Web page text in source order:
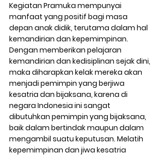
Kegiatan Pramuka mempunyai
manfaat yang positif bagi masa
depan anak didik, terutama dalam hal
kemandirian dan kepemimpinan.
Dengan memberikan pelajaran
kemandirian dan kedisiplinan sejak dini,
maka diharapkan kelak mereka akan
menjadi pemimpin yang berjiwa
kesatria dan bijaksana, karena di
negara Indonesia ini sangat
dibutuhkan pemimpin yang bijaksana,
baik dalam bertindak maupun dalam
mengambil suatu keputusan. Melatih
kepemimpinan dan jiwa kesatria